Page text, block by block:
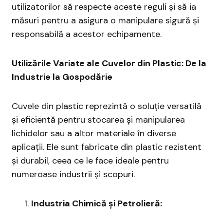
utilizatorilor să respecte aceste reguli și să ia
măsuri pentru a asigura o manipulare sigură și
responsabilă a acestor echipamente.
Utilizările Variate ale Cuvelor din Plastic: De la
Industrie la Gospodărie
Cuvele din plastic reprezintă o soluție versatilă
și eficientă pentru stocarea și manipularea
lichidelor sau a altor materiale în diverse
aplicații. Ele sunt fabricate din plastic rezistent
și durabil, ceea ce le face ideale pentru
numeroase industrii și scopuri.
Industria Chimică și Petrolieră: